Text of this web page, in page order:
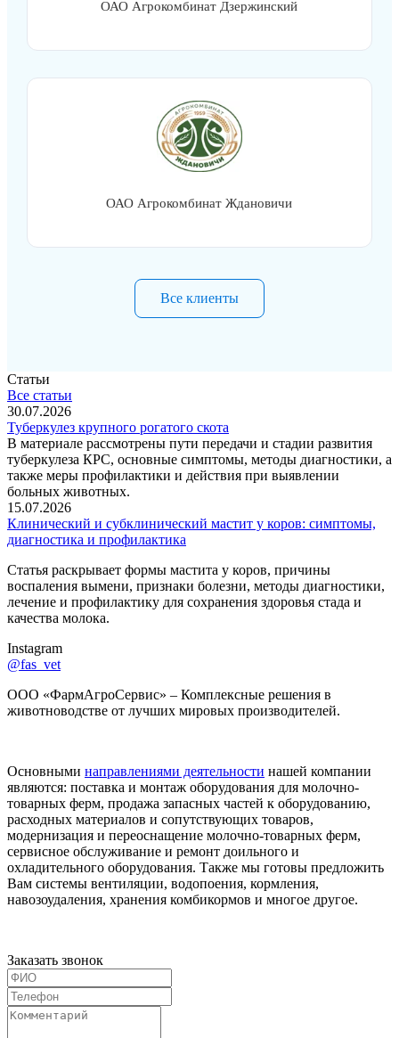
ОАО Агрокомбинат Дзержинский
ОАО Агрокомбинат Ждановичи
Все клиенты
Статьи
Все статьи
30.07.2026
Туберкулез крупного рогатого скота
В материале рассмотрены пути передачи и стадии развития
туберкулеза КРС, основные симптомы, методы диагностики, а
также меры профилактики и действия при выявлении
больных животных.
15.07.2026
Клинический и субклинический мастит у коров: симптомы,
диагностика и профилактика
Статья раскрывает формы мастита у коров, причины
воспаления вымени, признаки болезни, методы диагностики,
лечение и профилактику для сохранения здоровья стада и
качества молока.
Instagram
@fas_vet
ООО «ФармАгроСервис» – Комплексные решения в
животноводстве от лучших мировых производителей.
Основными направлениями деятельности нашей компании
являются: поставка и монтаж оборудования для молочно-
товарных ферм, продажа запасных частей к оборудованию,
расходных материалов и сопутствующих товаров,
модернизация и переоснащение молочно-товарных ферм,
сервисное обслуживание и ремонт доильного и
охладительного оборудования. Также мы готовы предложить
Вам системы вентиляции, водопоения, кормления,
навозоудаления, хранения комбикормов и многое другое.
Заказать звонок